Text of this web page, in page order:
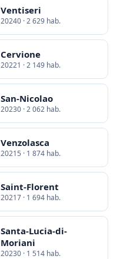
Ventiseri
20240 · 2 629 hab.
Cervione
20221 · 2 149 hab.
San-Nicolao
20230 · 2 062 hab.
Venzolasca
20215 · 1 874 hab.
Saint-Florent
20217 · 1 694 hab.
Santa-Lucia-di-
Moriani
20230 · 1 514 hab.